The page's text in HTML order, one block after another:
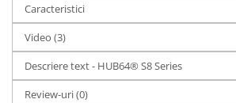
Caracteristici
Video (3)
Descriere text - HUB64® S8 Series
Review-uri(0)